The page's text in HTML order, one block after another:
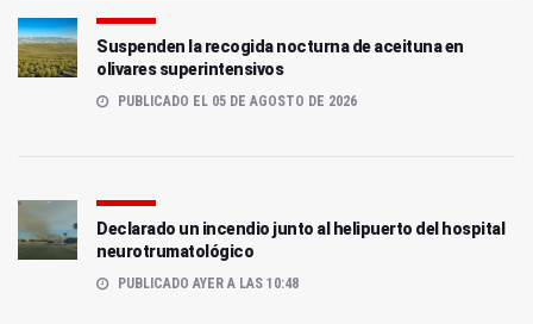
Suspenden la recogida nocturna de aceituna en
olivares superintensivos
PUBLICADO EL 05 DE AGOSTO DE 2026
Declarado un incendio junto al helipuerto del hospital
neurotrumatológico
PUBLICADO AYER A LAS 10:48